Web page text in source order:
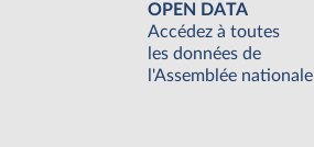
OPEN DATA
Accédez à toutes
les données de
l'Assemblée nationale